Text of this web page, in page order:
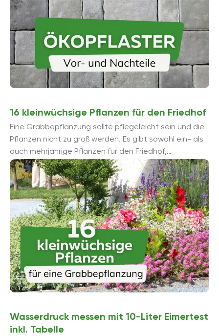
16 kleinwüchsige Pflanzen für den Friedhof
Eine Grabbepflanzung sollte pflegeleicht sein und die
Pflanzen nicht zu groß werden. Es gibt sowohl ein- als
auch mehrjährige Pflanzen für den Friedhof,
kleinwüchsig sind und nicht ...
Wasserdruck messen mit 10-Liter Eimertest
inkl. Tabelle